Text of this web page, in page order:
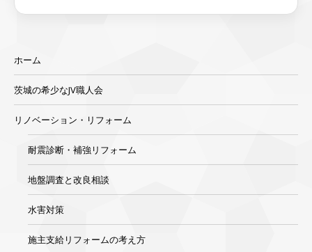
ホーム
茨城の希少なJV職人会
リノベーション・リフォーム
耐震診断・補強リフォーム
地盤調査と改良相談
水害対策
施主支給リフォームの考え方